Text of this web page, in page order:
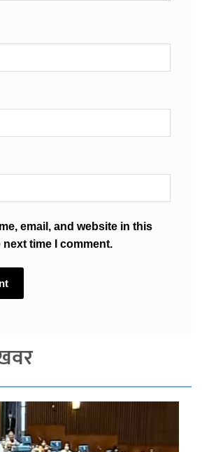
email, and website in this
next time I comment.